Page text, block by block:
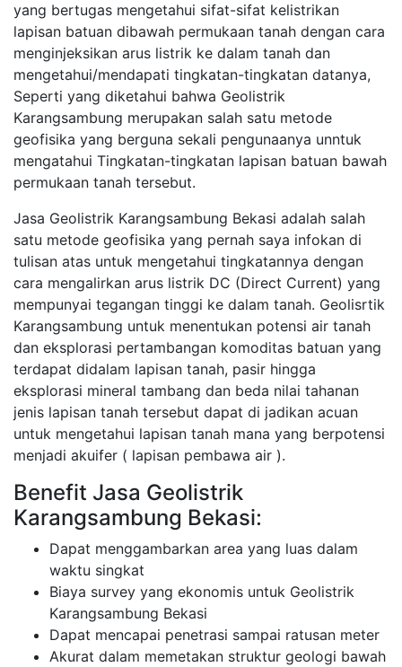
yang bertugas mengetahui sifat-sifat kelistrikan
lapisan batuan dibawah permukaan tanah dengan cara
menginjeksikan arus listrik ke dalam tanah dan
mengetahui/mendapati tingkatan-tingkatan datanya,
Seperti yang diketahui bahwa Geolistrik
Karangsambung merupakan salah satu metode
geofisika yang berguna sekali pengunaanya unntuk
mengatahui Tingkatan-tingkatan lapisan batuan bawah
permukaan tanah tersebut.
Jasa Geolistrik Karangsambung Bekasi adalah salah
satu metode geofisika yang pernah saya infokan di
tulisan atas untuk mengetahui tingkatannya dengan
cara mengalirkan arus listrik DC (Direct Current) yang
mempunyai tegangan tinggi ke dalam tanah. Geolisrtik
Karangsambung untuk menentukan potensi air tanah
dan eksplorasi pertambangan komoditas batuan yang
terdapat didalam lapisan tanah, pasir hingga
eksplorasi mineral tambang dan beda nilai tahanan
jenis lapisan tanah tersebut dapat di jadikan acuan
untuk mengetahui lapisan tanah mana yang berpotensi
menjadi akuifer ( lapisan pembawa air ).
Benefit Jasa Geolistrik
Karangsambung Bekasi:
Dapat menggambarkan area yang luas dalam
waktu singkat
Biaya survey yang ekonomis untuk Geolistrik
Karangsambung Bekasi
Dapat mencapai penetrasi sampai ratusan meter
Akurat dalam memetakan struktur geologi bawah